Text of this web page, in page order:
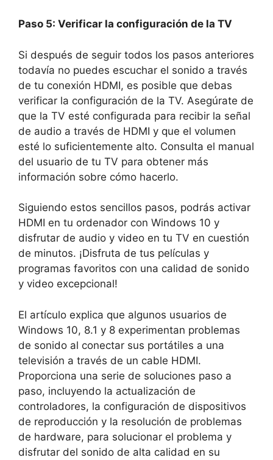
Paso 5: Verificar la configuración de la TV
Si después de seguir todos los pasos anteriores
todavía no puedes escuchar el sonido a través
de tu conexión HDMI, es posible que debas
verificar la configuración de la TV. Asegúrate de
que la TV esté configurada para recibir la señal
de audio a través de HDMI y que el volumen
esté lo suficientemente alto. Consulta el manual
del usuario de tu TV para obtener más
información sobre cómo hacerlo.
Siguiendo estos sencillos pasos, podrás activar
HDMI en tu ordenador con Windows 10 y
disfrutar de audio y video en tu TV en cuestión
de minutos. ¡Disfruta de tus películas y
programas favoritos con una calidad de sonido
y video excepcional!
El artículo explica que algunos usuarios de
Windows 10, 8.1 y 8 experimentan problemas
de sonido al conectar sus portátiles a una
televisión a través de un cable HDMI.
Proporciona una serie de soluciones paso a
paso, incluyendo la actualización de
controladores, la configuración de dispositivos
de reproducción y la resolución de problemas
de hardware, para solucionar el problema y
disfrutar del sonido de alta calidad en su